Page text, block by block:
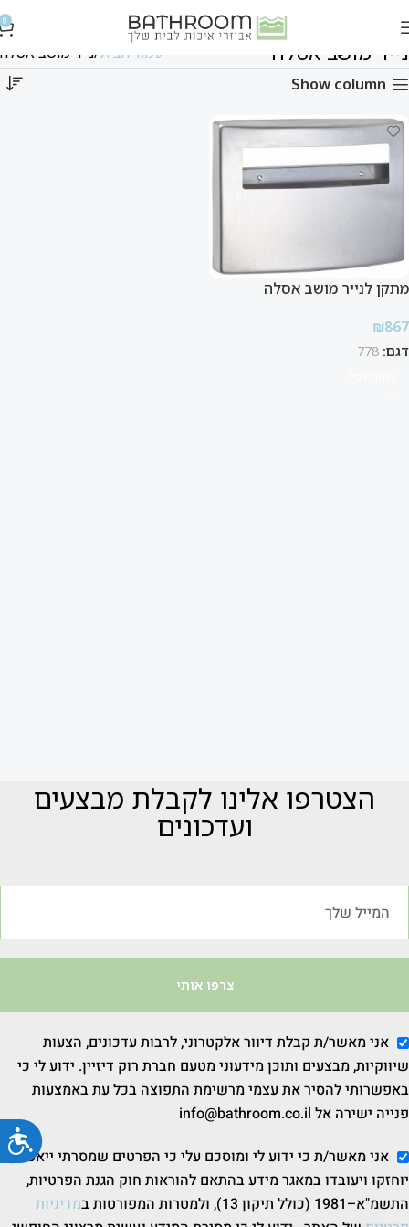
לֵב:
בְּאֲתָר
זֶה
מַעֲרֶכֶת
נָגִישׁ
בִּקְלִיק
0
נייר מושב אסלה עמוד הבית נייר מושב אסלה
Show column
מתקן לנייר מושב אסלה
₪867
דגם: 778
הצטרפו אלינו לקבלת מבצעים
ועדכונים
אני מאשר/ת קבלת דיוור אלקטרוני, לרבות עדכונים, הצעות
שיווקיות, מבצעים ותוכן מידעוני מטעם חברת רוק דיזיין. ידוע לי כי
באפשרותי להסיר את עצמי מרשימת התפוצה בכל עת באמצעות
פנייה ישירה אל info@bathroom.co.il
אני מאשר/ת כי ידוע לי ומוסכם עלי כי הפרטים שמסרתי ייאספו,
יוחזקו ויעובדו במאגר מידע בהתאם להוראות חוק הגנת הפרטיות,
התשמ"א–1981 (כולל תיקון 13), ולמטרות המפורטות ב
מדיניות
צרפו אותי